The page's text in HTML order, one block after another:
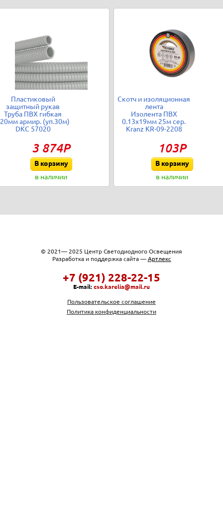
Пластиковый
защитный рукав
Труба ПВХ гибкая
армир. (уп.30м)
DKC 57020
3 874Р
В корзину
в наличии
Скотч и изоляционная
лента
Изолента ПВХ
0.13х19мм 25м сер.
Kranz KR-09-2208
103Р
В корзину
в наличии
© 2021— 2025 Центр Светодиодного Освещения
Разработка и поддержка сайта — Артлекс
+7 (921) 228-22-15
E-mail: cso.karelia@mail.ru
Пользовательское соглашение
Политика конфиденциальности